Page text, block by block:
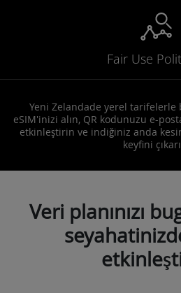
Fair Use
Yeni Zelandade yerel tarifelerle
eSIM'inizi alın, QR kodunuzu e-
etkinleştirin ve indiğiniz anda
keyfini
Veri planınızı